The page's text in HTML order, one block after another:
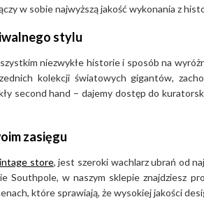
vintage?
kultowego włoskiego jeansu i
90. i ery Y2K, które charakteryzują
modeli, które wyróżniają się na tle
Here
w sobie najwyższą jakość wykonania z
stylu
niezwykłe historie i sposób na
kolekcji światowych gigantów,
second hand – dajemy dostęp do
zasięgu
store, jest szeroki wachlarz ubrań od
w naszym sklepie znajdziesz
które sprawiają, że wysokiej jakości